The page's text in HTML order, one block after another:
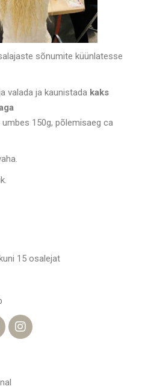
sõnumite küünlatesse
valada ja kaunistada kaks
umbes 150g, põlemisaeg ca
15 osalejat